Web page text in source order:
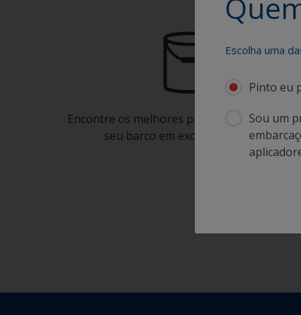
Escolha uma
Pinto eu
Sou um
Encontre os melhores produtos para
seu barco em excelente condição